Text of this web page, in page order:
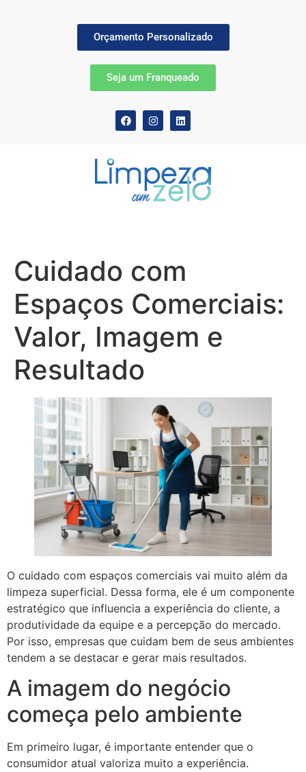
Orçamento Personalizado
Seja um Franqueado
Cuidado com
Espaços Comerciais:
Valor, Imagem e
Resultado
O cuidado com espaços comerciais vai muito além da
limpeza superficial. Dessa forma, ele é um componente
estratégico que influencia a experiência do cliente, a
produtividade da equipe e a percepção do mercado.
Por isso, empresas que cuidam bem de seus ambientes
tendem a se destacar e gerar mais resultados.
A imagem do negócio
começa pelo ambiente
Em primeiro lugar, é importante entender que o
consumidor atual valoriza muito a experiência.